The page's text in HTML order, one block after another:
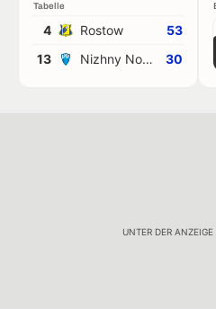
Tabelle
4 Rostow
53
13
Nizhny Novg. 30
UNTER DER ANZEIGE